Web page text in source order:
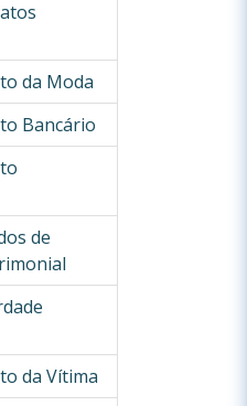
da Moda
Bancário
de
da Vítima